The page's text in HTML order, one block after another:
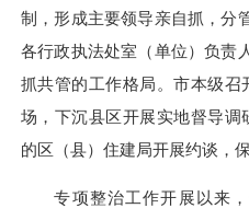
制，形成主要领导亲自抓，分
各行政执法处室（单位）负责
抓共管的工作格局。市本级召
场，下沉县区开展实地督导
的区（县）住建局开展约谈，
专项整治工作开展以来